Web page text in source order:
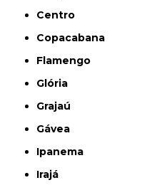
Centro
Copacabana
Flamengo
Glória
Grajaú
Gávea
Ipanema
Irajá